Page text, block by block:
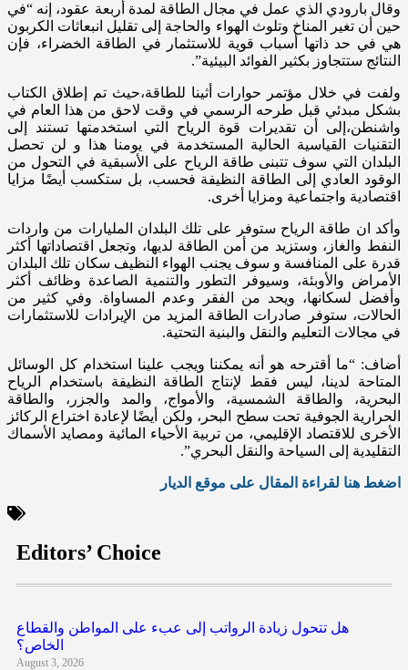
وقال بارودي الذي عمل في مجال الطاقة لمدة أربعة عقود، إنه “في
حين أن تغير المناخ وتلوث الهواء والحاجة إلى تقليل انبعاثات الكربون
هي في حد ذاتها أسباب قوية للاستثمار في الطاقة الخضراء، فإن
النتائج ستتجاوز بكثير الفوائد البيئية”.
ولفت في خلال مؤتمر حوارات أثينا للطاقة،حيث تم إطلاق الكتاب
بشكل مبدئي قبل طرحه الرسمي في وقت لاحق من هذا العام في
واشنطن،إلى أن تقديرات قوة الرياح التي استخدمتها تستند إلى
التقنيات القياسية الحالية المستخدمة في يومنا هذا و لن تحصل
البلدان التي سوف تتبنى طاقة الرياح على الأسبقية في التحول من
الوقود العادي إلى الطاقة النظيفة فحسب، بل ستكسب أيضًا مزايا
اقتصادية واجتماعية ومزايا أخرى.
وأكد ان طاقة الرياح ستوفر على تلك البلدان المليارات من واردات
النفط والغاز، وستزيد من أمن الطاقة لديها، وتجعل اقتصاداتها أكثر
قدرة على المنافسة و سوف يجنب الهواء النظيف سكان تلك البلدان
الأمراض والأوبئة، وسيوفر التطور والتنمية الصاعدة وظائف أكثر
وأفضل لسكانها، ويحد من الفقر وعدم المساواة. وفي كثير من
الحالات، ستوفر صادرات الطاقة المزيد من الإيرادات للاستثمارات
في مجالات التعليم والنقل والبنية التحتية.
أضاف: “ما أقترحه هو أنه يمكننا ويجب علينا استخدام كل الوسائل
المتاحة لدينا، ليس فقط لإنتاج الطاقة النظيفة باستخدام الرياح
البحرية، والطاقة الشمسية، والأمواج، والمد والجزر، والطاقة
الحرارية الجوفية تحت سطح البحر، ولكن أيضًا لإعادة اختراع الركائز
الأخرى للاقتصاد الإقليمي، من تربية الأحياء المائية ومصايد الأسماك
التقليدية إلى السياحة والنقل البحري”.
اضغط هنا لقراءة المقال على موقع الديار
Editors’ Choice
هل تتحول زيادة الرواتب إلى عبء على المواطن والقطاع
الخاص؟
August 3, 2026